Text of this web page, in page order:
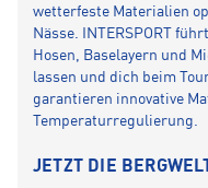
wetterfeste Materialien
Nässe. INTERSPORT
Hosen, Baselayern und
lassen und dich beim
garantieren innovative
Temperaturregulierung.
JETZT DIE